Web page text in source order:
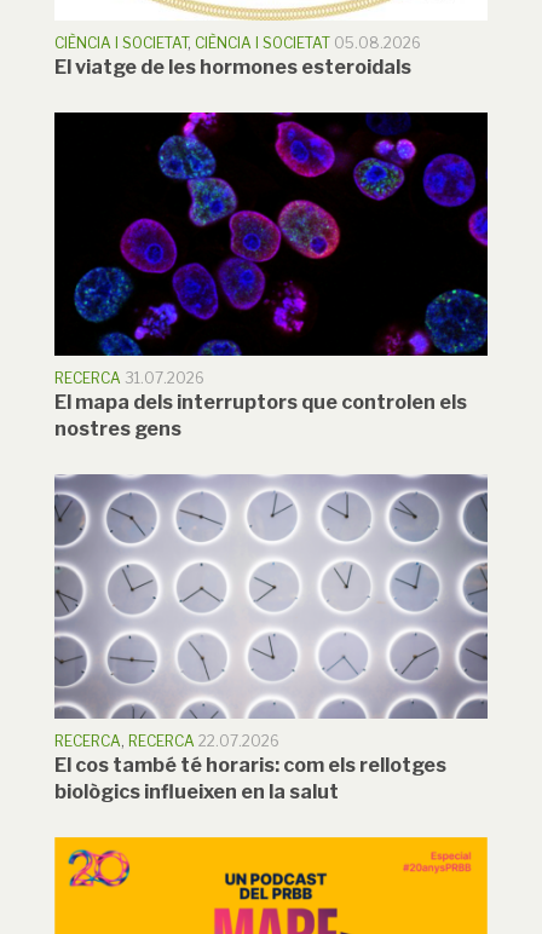
CIÈNCIA I SOCIETAT, CIÈNCIA I SOCIETAT 05.08.2026
El viatge de les hormones esteroidals
RECERCA 31.07.2026
El mapa dels interruptors que controlen els
nostres gens
RECERCA, RECERCA 22.07.2026
El cos també té horaris: com els rellotges
biològics influeixen en la salut